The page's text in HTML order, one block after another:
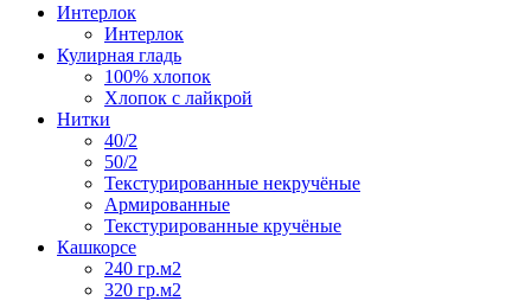
Интерлок
Интерлок
Кулирная гладь
100% хлопок
Хлопок с лайкрой
Нитки
40/2
50/2
Текстурированные некручёные
Армированные
Текстурированные кручёные
Кашкорсе
240 гр.м2
320 гр.м2